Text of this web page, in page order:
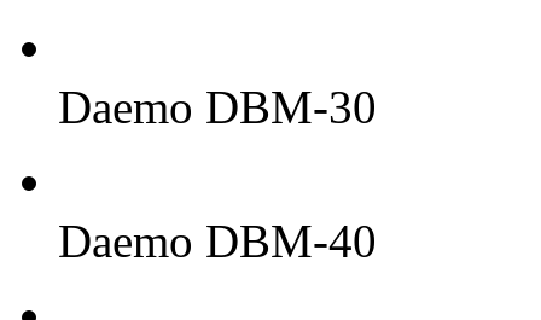
Daemo DBM-30
Daemo DBM-40